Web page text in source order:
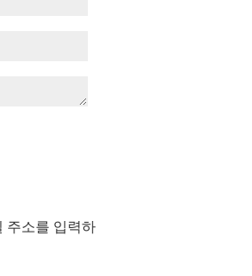
주소를 입력하